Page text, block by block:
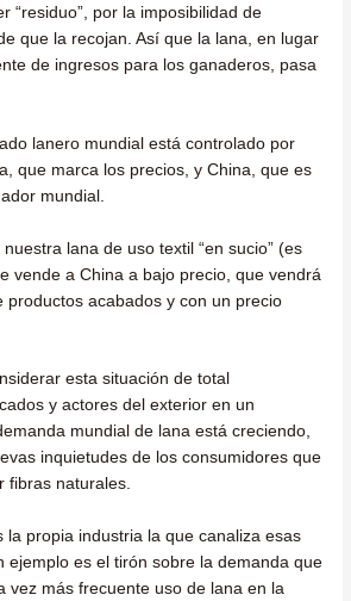
“residuo”, por la imposibilidad de
que la recojan. Así que la lana, en lugar
de ingresos para los ganaderos, pasa
lanero mundial está controlado por
que marca los precios, y China, que es
mundial.
lana de uso textil “en sucio” (es
vende a China a bajo precio, que vendrá
productos acabados y con un precio
esta situación de total
y actores del exterior en un
mundial de lana está creciendo,
inquietudes de los consumidores que
fibras naturales.
la propia industria la que canaliza esas
ejemplo es el tirón sobre la demanda que
vez más frecuente uso de lana en la